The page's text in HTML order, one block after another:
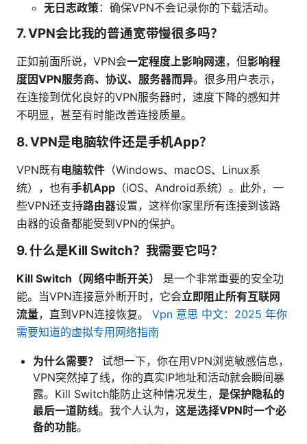
无日志政策：确保VPN不会记录你的下载活动。
7. VPN会比我的普通宽带慢很多吗？
正如前面所说，VPN会一定程度上影响网速，但影响程
度因VPN服务商、协议、服务器而异。很多用户表示，
在连接到优化良好的VPN服务器时，速度下降的感知并
不明显，甚至有时能改善连接质量。
8. VPN是电脑软件还是手机App？
VPN既有电脑软件 （Windows、macOS、Linux系
统），也有手机App （iOS、Android系统）。此外，一
些VPN还支持路由器设置，这样你家里所有连接到该路
由器的设备都能受到VPN的保护。
9. 什么是Kill Switch？我需要它吗？
Kill Switch（网络中断开关）
是一个非常重要的安全功
能。当VPN连接意外断开时，它会立即阻止所有互联网
流量，直到VPN连接恢复。 Vpn 意思 中文：2025 年你
需要知道的虚拟专用网络指南
为什么需要？
试想一下，你在用VPN浏览敏感信息，
VPN突然掉了线，你的真实IP地址和活动就会瞬间暴
露。Kill Switch能防止这种情况发生， 是保护隐私的
最后一道防线。我个人认为， 这是选择VPN时一个必
备的功能。